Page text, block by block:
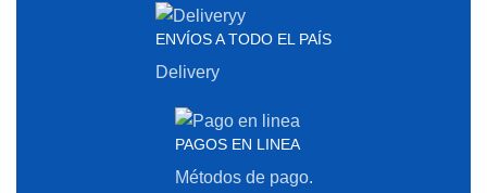
ENVÍOS A TODO EL PAÍS
Delivery
PAGOS EN LINEA
Métodos de pago.